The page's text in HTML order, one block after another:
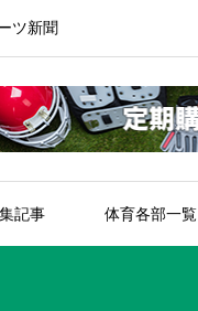
ツ新聞
記事 体育各部一覧